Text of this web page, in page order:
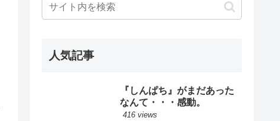
人気記事
『しんぱち』がまだあった
なんて・・・感動。
416 views